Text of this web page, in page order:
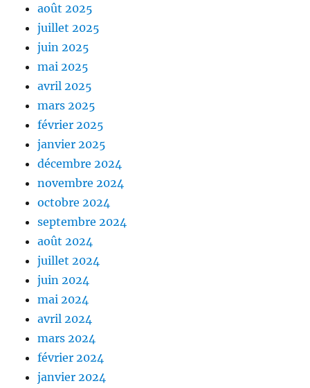
août 2025
juillet 2025
juin 2025
mai 2025
avril 2025
mars 2025
février 2025
janvier 2025
décembre 2024
novembre 2024
octobre 2024
septembre 2024
août 2024
juillet 2024
juin 2024
mai 2024
avril 2024
mars 2024
février 2024
janvier 2024